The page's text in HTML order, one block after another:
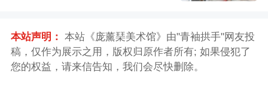
本站声明： 本站《庞薰琹美术馆》由"青袖拱手"网友投
稿，仅作为展示之用，版权归原作者所有; 如果侵犯了
您的权益，请来信告知，我们会尽快删除。